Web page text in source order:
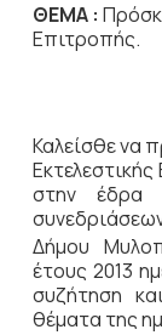
ΘΕΜΑ :
Επιτροπής.
Καλείσθε να
στην
Δήμου
έτους 2013
συζήτηση
θέματα της